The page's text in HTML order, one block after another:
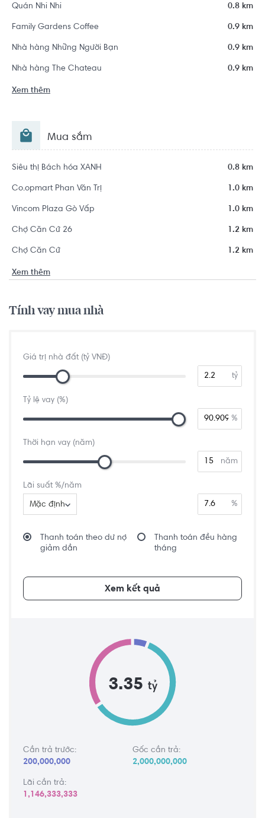
Quán Nhi Nhi 0.8 km
Family Gardens Coffee 0.9 km
Nhà hàng Những Người Bạn 0.9 km
Nhà hàng The Chateau 0.9 km
Xem thêm
Mua sắm
Siêu thị Bách hóa XANH 0.8 km
Co.opmart Phan Văn Trị 1.0 km
Vincom Plaza Gò Vấp 1.0 km
Chợ Căn Cứ 26 1.2 km
Chợ Căn Cứ 1.2 km
Xem thêm
Tính vay mua nhà
Giá trị nhà đất (tỷ VNĐ)
tỷ
Tỷ lệ vay (%)
%
Thời hạn vay (năm)
năm
Lãi suất %/năm
Mặc định %
Thanh toán theo dư nợ
giảm dần
Thanh toán đều hàng
tháng
Xem kết quả
3.35 tỷ
Cần trả trước:
200,000,000
Gốc cần trả:
2,000,000,000
Lãi cần trả:
1,146,333,333